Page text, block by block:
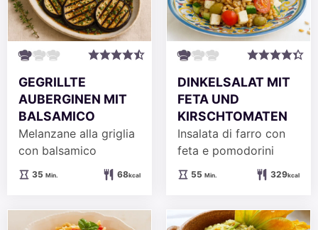
GEGRILLTE
AUBERGINEN MIT
BALSAMICO
Melanzane alla griglia
con balsamico
35Minuten
Min. 68kcal
DINKELSALAT MIT
FETA UND
KIRSCHTOMATEN
Insalata di farro con
feta e pomodorini
55Minuten
Min. 329kcal